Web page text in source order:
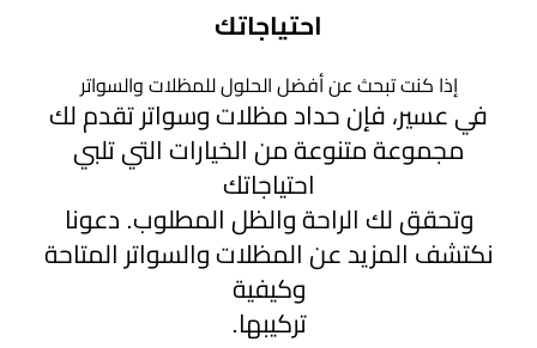
مظلات
برجولات▼
تركيب
احتياجاتك
إذا كنت تبحث عن أفضل الحلول للمظلات والسواتر
في عسير، فإن حداد مظلات وسواتر تقدم لك
مجموعة متنوعة من الخيارات التي تلبي
احتياجاتك
وتحقق لك الراحة والظل المطلوب. دعونا
نكتشف المزيد عن المظلات والسواتر المتاحة
وكيفية
تركيبها.